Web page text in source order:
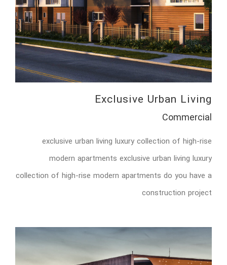
Exclusive Urban Living
Commercial
exclusive urban living luxury collection of high-rise
modern apartments exclusive urban living luxury
collection of high-rise modern apartments do you have a
construction project